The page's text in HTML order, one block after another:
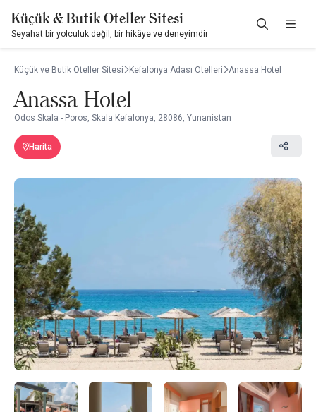
Küçük & Butik Oteller Sitesi
Seyahat bir yolculuk değil, bir hikâye ve deneyimdir
Küçük ve Butik Oteller Sitesi Kefalonya Adası Otelleri Anassa Hotel
Anassa Hotel
Odos Skala - Poros, Skala Kefalonya, 28086, Yunanistan
Harita